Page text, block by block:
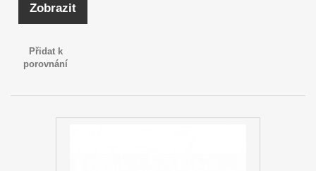
Zobrazit
Přidat k
porovnání